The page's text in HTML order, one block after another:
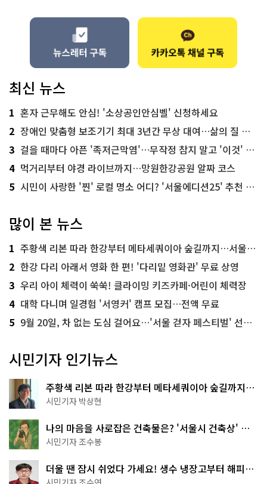
최신 뉴스
1 혼자 근무해도 안심! '소상공인안심벨' 신청하세요
2 장애인 맞춤형 보조기기 최대 3년간 무상 대여…삶의 질 높인다
3 걸을 때마다 아픈 '족저근막염'…무작정 참지 말고 '이것' 해보세요!
4 먹거리부터 야경 라이브까지…망원한강공원 알짜 코스
5 시민이 사랑한 '찐' 로컬 명소 어디? '서울에디션25' 추천 코스
많이 본 뉴스
1 주황색 리본 따라 한강부터 메타세쿼이아 숲길까지…서울둘레길 15코스
2 한강 다리 아래서 영화 한 편! '다리밑 영화관' 무료 상영
3 우리 아이 체력이 쑥쑥! 클라이밍 키즈카페·어린이 체력장
4 대학 다니며 일경험 '서영커' 캠프 모집…전액 무료
5 9월 20일, 차 없는 도심 걸어요…'서울 걷자 페스티벌' 선착순 5천명
시민기자 인기뉴스
주황색 리본 따라 한강부터 메타세쿼이아 숲길까지…
서울둘레길 15코스
시민기자 박상현
나의 마음을 사로잡은 건축물은? '서울시 건축상' 수
상작 공개!
시민기자 조수봉
더울 땐 잠시 쉬었다 가세요! 생수 냉장고부터 해피소
·무더위쉼터까지